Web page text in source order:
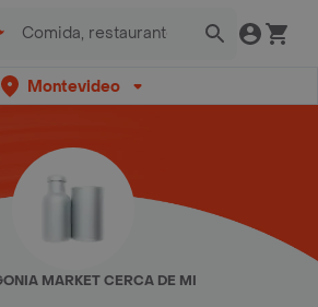
Montevideo
MARKET CERCA DE MI